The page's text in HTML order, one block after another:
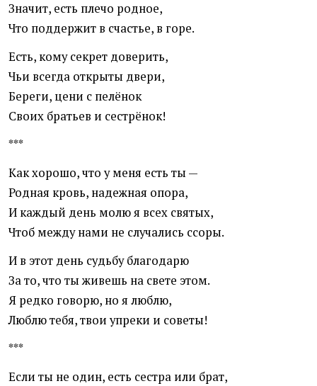
Значит, есть плечо родное,
Что поддержит в счастье, в горе.
Есть, кому секрет доверить,
Чьи всегда открыты двери,
Береги, цени с пелёнок
Своих братьев и сестрёнок!
***
Как хорошо, что у меня есть ты —
Родная кровь, надежная опора,
И каждый день молю я всех святых,
Чтоб между нами не случались ссоры.
И в этот день судьбу благодарю
За то, что ты живешь на свете этом.
Я редко говорю, но я люблю,
Люблю тебя, твои упреки и советы!
***
Если ты не один, есть сестра или брат,